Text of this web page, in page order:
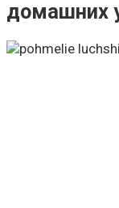
домашних